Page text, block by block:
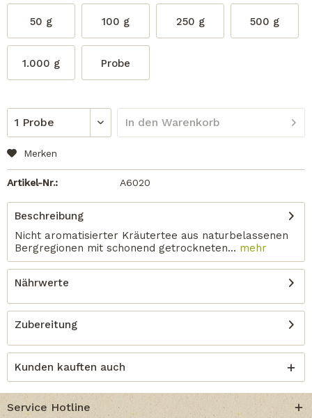
50 g 100 g 250 g 500 g
1.000 g Probe
In den Warenkorb
Merken
Artikel-Nr.: A6020
Beschreibung
Nicht aromatisierter Kräutertee aus naturbelassenen
Bergregionen mit schonend getrockneten... mehr
Nährwerte
Zubereitung
Kunden kauften auch
Service Hotline